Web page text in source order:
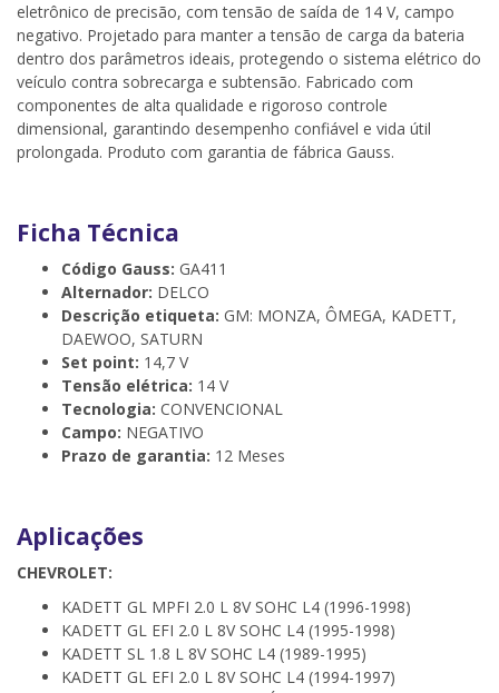
eletrônico de precisão, com tensão de saída de 14 V, campo
negativo. Projetado para manter a tensão de carga da bateria
dentro dos parâmetros ideais, protegendo o sistema elétrico do
veículo contra sobrecarga e subtensão. Fabricado com
componentes de alta qualidade e rigoroso controle
dimensional, garantindo desempenho confiável e vida útil
prolongada. Produto com garantia de fábrica Gauss.
Ficha Técnica
Código Gauss: GA411
Alternador: DELCO
Descrição etiqueta: GM: MONZA, ÔMEGA, KADETT,
DAEWOO, SATURN
Set point: 14,7 V
Tensão elétrica: 14 V
Tecnologia: CONVENCIONAL
Campo: NEGATIVO
Prazo de garantia: 12 Meses
Aplicações
CHEVROLET:
KADETT GL MPFI 2.0 L 8V SOHC L4 (1996-1998)
KADETT GL EFI 2.0 L 8V SOHC L4 (1995-1998)
KADETT SL 1.8 L 8V SOHC L4 (1989-1995)
KADETT GL EFI 2.0 L 8V SOHC L4 (1994-1997)